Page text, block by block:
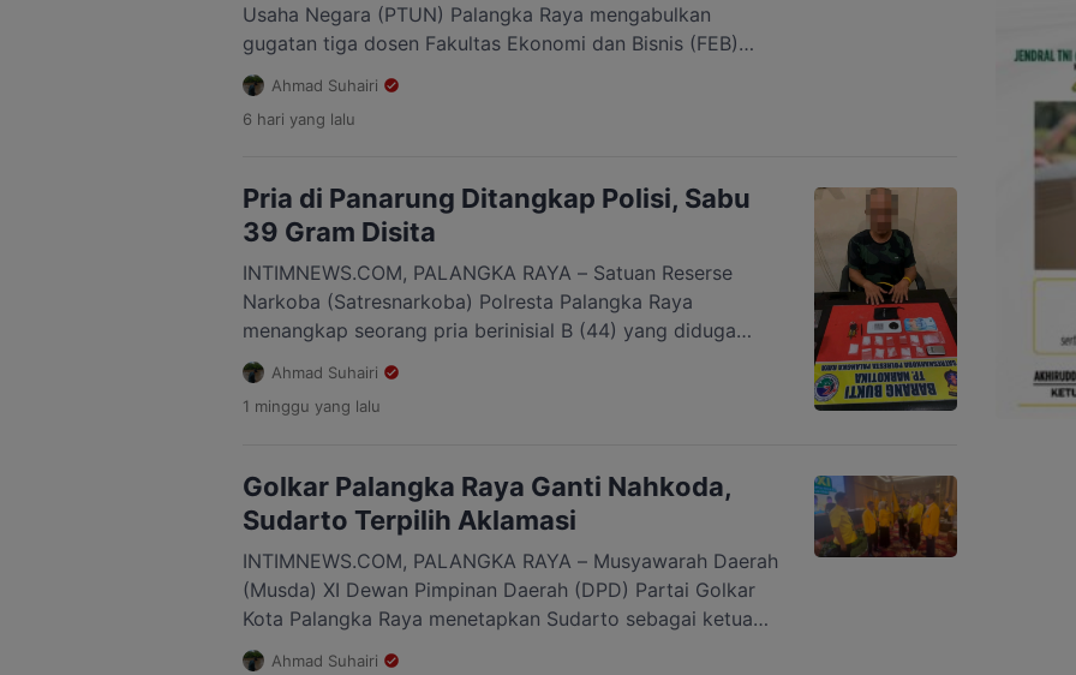
Usaha Negara (PTUN) Palangka Raya mengabulkan
gugatan tiga dosen Fakultas Ekonomi dan Bisnis (FEB)
Universitas Palangka Raya (UPR) terkait pemberhentian
mereka dari jabatan struktural. Menyusul putusan tersebut,
kuasa hukum mendesak Rektor UPR segera mencabut
ketiganya ke posisi semula. Hal itu disampaikan Kuasa
hukum […]
Ahmad Suhairi
6 hari yang lalu
Pria di Panarung Ditangkap Polisi, Sabu
39 Gram Disita
INTIMNEWS.COM, PALANGKA RAYA – Satuan Reserse
Narkoba (Satresnarkoba) Polresta Palangka Raya
menangkap seorang pria berinisial B (44) yang diduga
terlibat dalam peredaran narkotika jenis sabu. Dari tangan
tersangka, polisi menyita 11 paket sabu dengan berat
kotor sekitar 39,73 gram. Penangkapan dilakukan di Jalan
Kota Palangka Raya, pada Selasa, 28 […]
Ahmad Suhairi
1 minggu yang lalu
Golkar Palangka Raya Ganti Nahkoda,
Sudarto Terpilih Aklamasi
INTIMNEWS.COM, PALANGKA RAYA – Musyawarah Daerah
(Musda) XI Dewan Pimpinan Daerah (DPD) Partai Golkar
Kota Palangka Raya menetapkan Sudarto sebagai ketua
baru melalui mekanisme aklamasi. Anggota DPRD Kota
Ahmad Suhairi